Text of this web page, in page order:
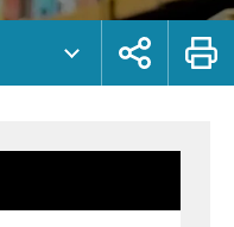
展
鈕
列